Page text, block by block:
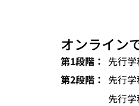
オンライン
第1段階： 先行
第2段階： 先行
先行